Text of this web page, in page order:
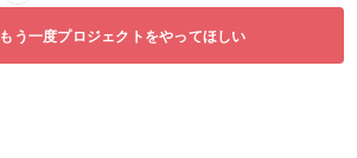
もう一度プロジェクトをやってほしい